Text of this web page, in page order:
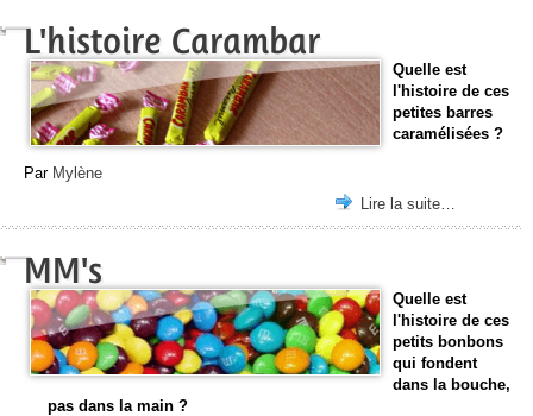
L'histoire Carambar
Quelle est
l'histoire de ces
petites barres
caramélisées ?
Par Mylène
Lire la suite…
MM's
Quelle est
l'histoire de ces
petits bonbons
qui fondent
dans la bouche,
pas dans la main ?